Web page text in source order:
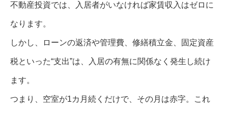
不動産投資では、入居者がいなければ家賃収入はゼロに
なります。
しかし、ローンの返済や管理費、修繕積立金、固定資産
税といった“支出”は、入居の有無に関係なく発生し続け
ます。
つまり、空室が1カ月続くだけで、その月は赤字。これ